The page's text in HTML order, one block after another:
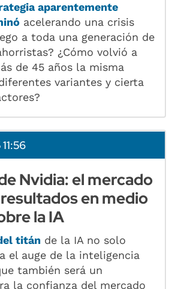
aparentemente
acelerando una crisis
a toda una generación de
¿Cómo volvió a
de 45 años la misma
variantes y cierta
Nvidia: el mercado
en medio
la IA
titán de la IA no solo
el auge de la inteligencia
también será un
la confianza del mercado